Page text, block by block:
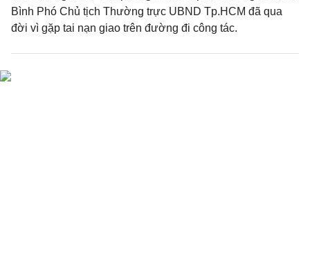
Bình Phó Chủ tịch Thường trực UBND Tp.HCM đã qua
đời vì gặp tai nạn giao trên đường đi công tác.